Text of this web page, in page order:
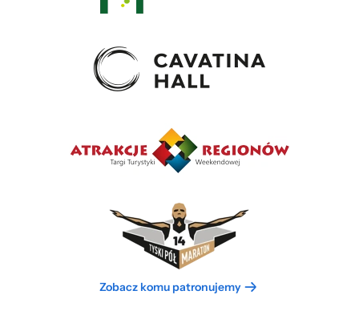
Zobacz komu patronujemy